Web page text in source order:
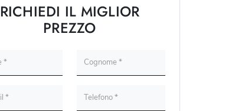
RICHIEDI IL MIGLIOR
PREZZO